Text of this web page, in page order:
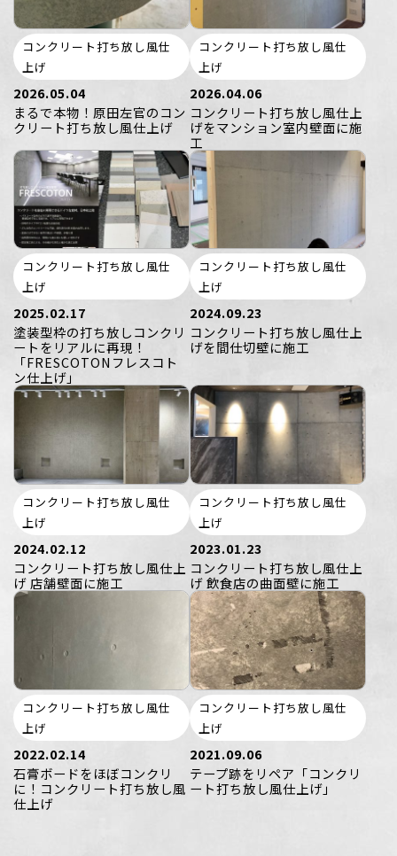
コンクリート打ち放し風仕
上げ
2026.05.04
まるで本物！原田左官のコン
クリート打ち放し風仕上げ
コンクリート打ち放し風仕
上げ
2026.04.06
コンクリート打ち放し風仕上
げをマンション室内壁面に施
工
コンクリート打ち放し風仕
上げ
2025.02.17
塗装型枠の打ち放しコンクリ
ートをリアルに再現！
「FRESCOTONフレスコト
ン仕上げ」
コンクリート打ち放し風仕
上げ
2024.09.23
コンクリート打ち放し風仕上
げを間仕切壁に施工
コンクリート打ち放し風仕
上げ
2024.02.12
コンクリート打ち放し風仕上
げ 店舗壁面に施工
コンクリート打ち放し風仕
上げ
2023.01.23
コンクリート打ち放し風仕上
げ 飲食店の曲面壁に施工
コンクリート打ち放し風仕
上げ
2022.02.14
石膏ボードをほぼコンクリ
に！コンクリート打ち放し風
仕上げ
コンクリート打ち放し風仕
上げ
2021.09.06
テープ跡をリペア「コンクリ
ート打ち放し風仕上げ」